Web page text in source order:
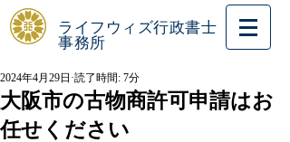
ライフウィズ行政書士
事務所
大阪市の古物商許可申請はお
任せください
2024年4月29日 読了時間: 7分